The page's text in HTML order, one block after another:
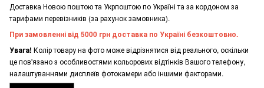
Доставка Новою поштою та Укрпоштою по Україні та за кордоном за
тарифами перевізників (за рахунок замовника).
При замовленні від 5000 грн доставка по Україні безкоштовно.
Увага! Колір товару на фото може відрізнятися від реального, оскільки
це пов'язано з особливостями кольорових відтінків Вашого телефону,
налаштуваннями дисплеїв фотокамери або іншими факторами.